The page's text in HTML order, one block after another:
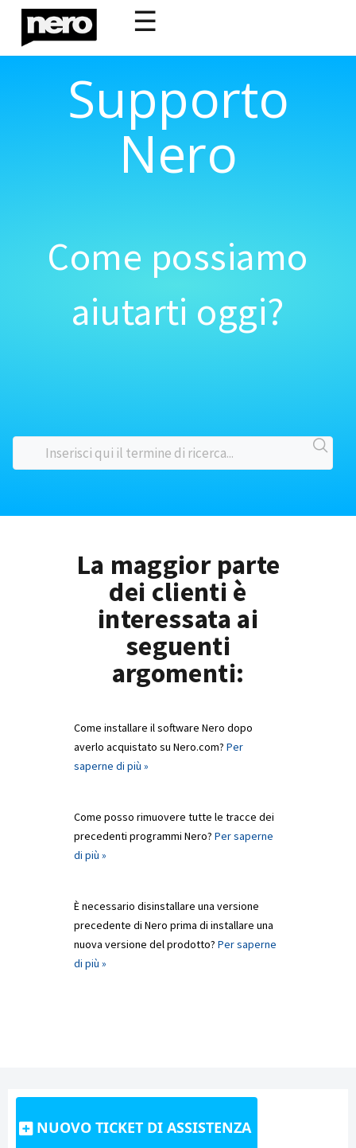
☰
Supporto
Nero
Come possiamo
aiutarti oggi?
La maggior parte
dei clienti è
interessata ai
seguenti
argomenti:
Come installare il software Nero dopo
averlo acquistato su Nero.com? Per
saperne di più »
Come posso rimuovere tutte le tracce dei
precedenti programmi Nero? Per saperne
di più »
È necessario disinstallare una versione
precedente di Nero prima di installare una
nuova versione del prodotto? Per saperne
di più »
NUOVO TICKET DI ASSISTENZA